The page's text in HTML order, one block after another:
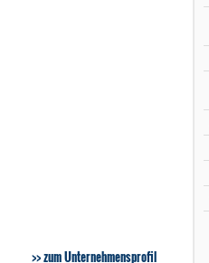
zum Unternehmensprofil